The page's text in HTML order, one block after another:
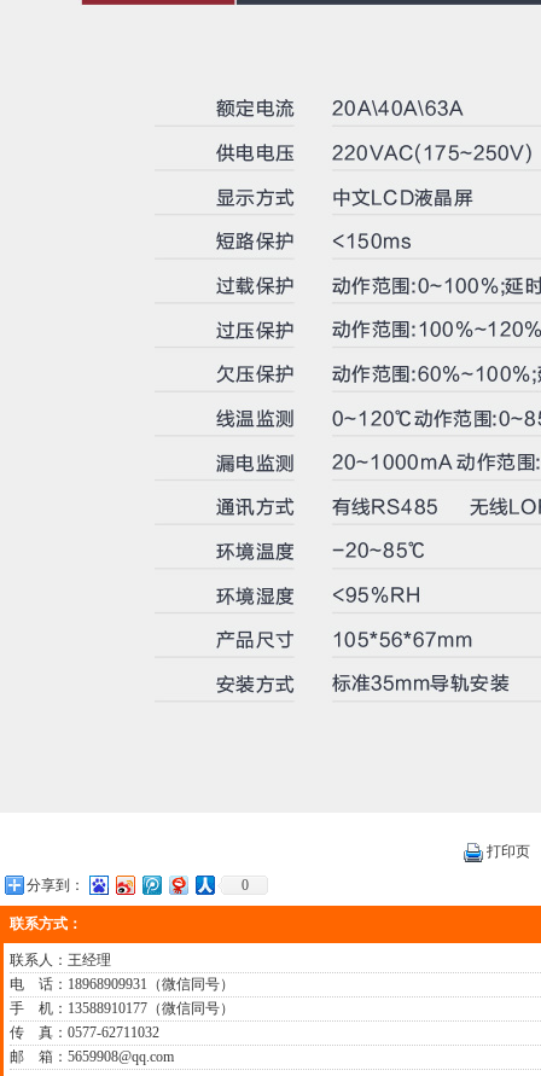
打印页
分享到： 0
联系方式：
联系人：王经理
电 话：18968909931（微信同号）
手 机：13588910177（微信同号）
传 真：0577-62711032
邮 箱：5659908@qq.com